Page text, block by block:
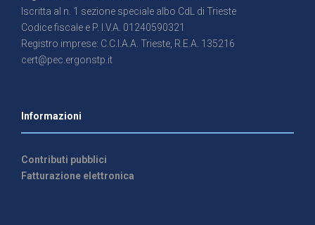
Iscritta al n. 1 sezione speciale albo CdL di Trieste
Codice fiscale e P. I.V.A. 01240590321
Registro imprese: C.C.I.A.A. Trieste, R.E.A. 135216
cert@pec.ergonstp.it
Informazioni
Contributi pubblici
Fatturazione elettronica